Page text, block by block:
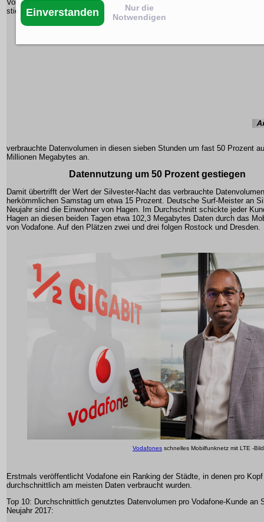
Vorjahr
stieg das
verbrauchte Datenvolumen in diesen sieben Stunden um fast 50 Prozent
Millionen Megabytes an.
Datennutzung um 50 Prozent gestiegen
Damit übertrifft der Wert der Silvester-Nacht das verbrauchte
herkömmlichen Samstag um etwa 15 Prozent. Deutsche Surf-Meister an
Neujahr sind die Einwohner von Hagen. Im Durchschnitt schickte jeder
Hagen an diesen beiden Tagen etwa 102,3 Megabytes Daten durch das
von Vodafone. Auf den Plätzen zwei und drei folgen Rostock und Dresden.
Vodafones schnelles Mobilfunknetz mit LTE -
Erstmals veröffentlicht Vodafone ein Ranking der Städte, in denen pro Kopf
durchschnittlich am meisten Daten verbraucht wurden.
Top 10: Durchschnittlich genutztes Datenvolumen pro Vodafone-Kunde an
Neujahr 2017:
Einverstanden
Nur die
Notwendigen